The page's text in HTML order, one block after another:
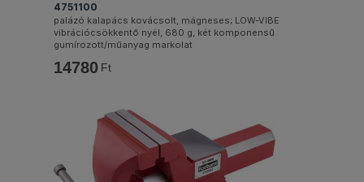
4751100
palázó kalapács kovácsolt, mágneses; LOW-VIBE
vibrációcsökkentő nyél, 680 g, két komponensű
gumírozott/műanyag markolat
14780 Ft